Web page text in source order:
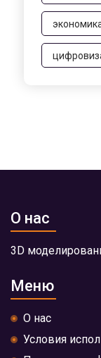
О нас
3D
Меню
О нас
Условия